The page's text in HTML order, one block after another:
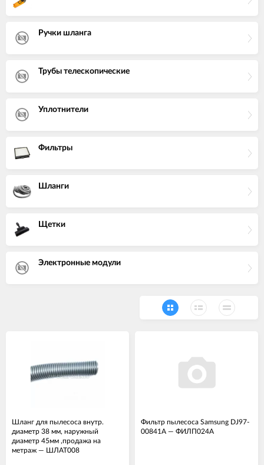
Ручки шланга
Трубы телескопические
Уплотнители
Фильтры
Шланги
Щетки
Электронные модули
Шланг для пылесоса внутр.
диаметр 38 мм, наружный
диаметр 45мм ,продажа на
метраж — ШЛАТ008
Фильтр пылесоса Samsung DJ97-
00841A — ФИЛП024А